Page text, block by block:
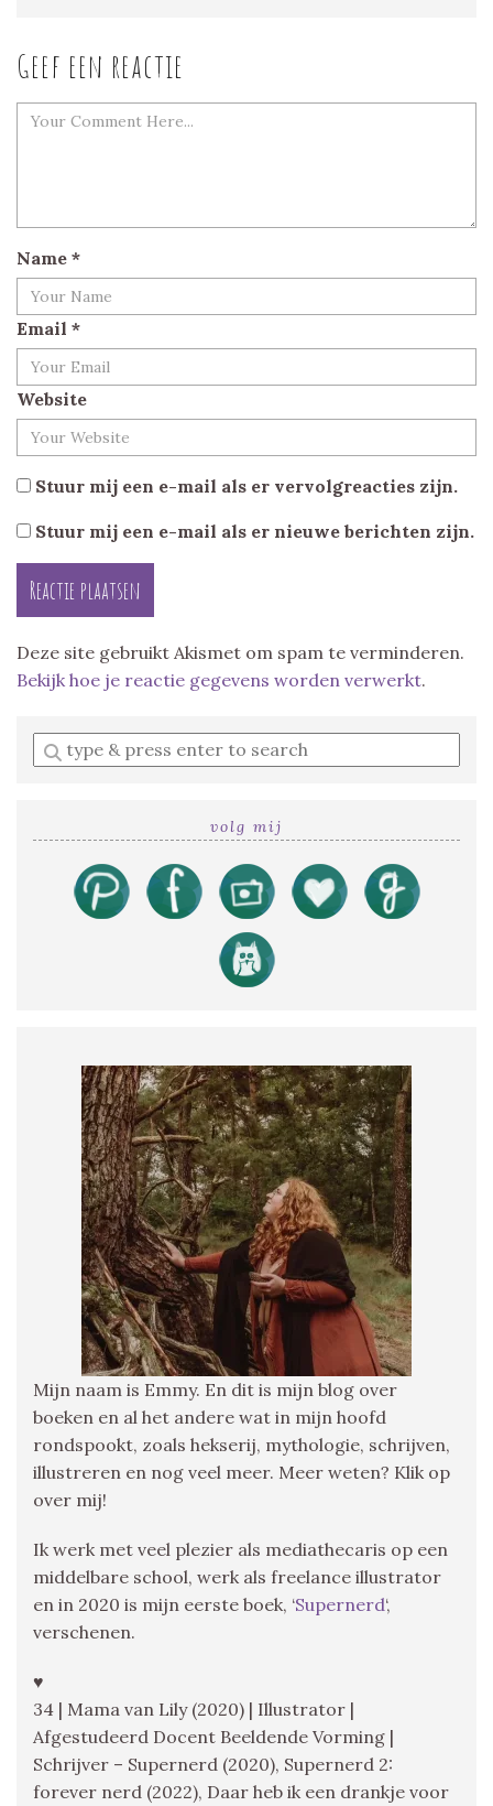
Geef een reactie
Name *
Email *
Website
Stuur mij een e-mail als er vervolgreacties zijn.
Stuur mij een e-mail als er nieuwe berichten zijn.
Deze site gebruikt Akismet om spam te verminderen.
Bekijk hoe je reactie gegevens worden verwerkt.
Enter
a
volg mij
Mijn naam is Emmy. En dit is mijn blog over
boeken en al het andere wat in mijn hoofd
rondspookt, zoals hekserij, mythologie, schrijven,
illustreren en nog veel meer. Meer weten? Klik op
over mij!
Ik werk met veel plezier als mediathecaris op een
middelbare school, werk als freelance illustrator
en in 2020 is mijn eerste boek, ‘Supernerd‘,
verschenen.
♥
34 | Mama van Lily (2020) | Illustrator |
Afgestudeerd Docent Beeldende Vorming |
Schrijver – Supernerd (2020), Supernerd 2:
forever nerd (2022), Daar heb ik een drankje voor